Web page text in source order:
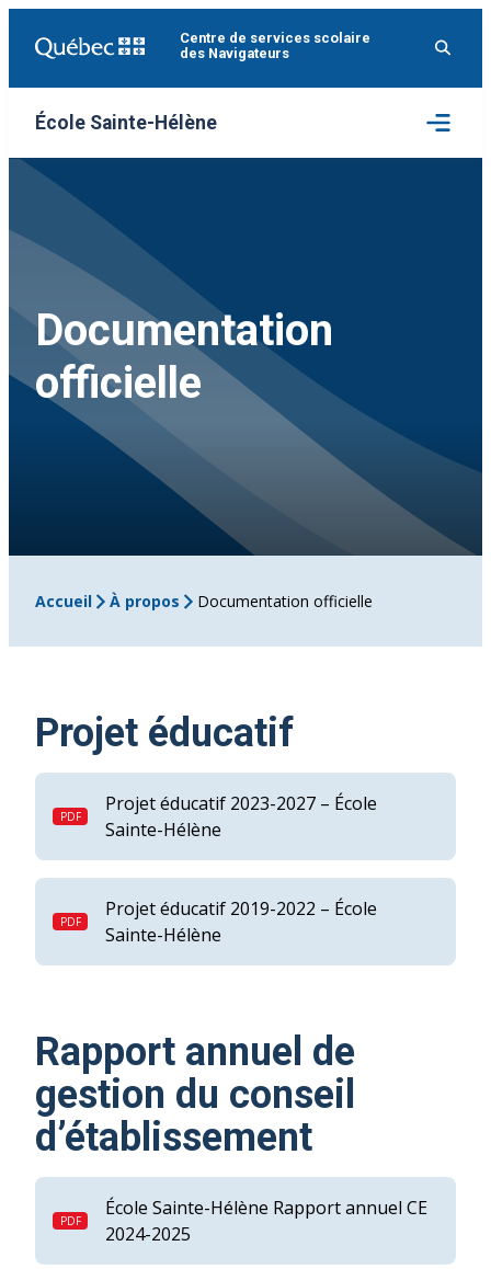
Centre de services scolaire
des Navigateurs
École Sainte-Hélène
Ouvrir
le
menu
Documentation
officielle
Accueil À propos Documentation officielle
Projet éducatif
Projet éducatif 2023-2027 – École
Sainte-Hélène
Projet éducatif 2019-2022 – École
Sainte-Hélène
Rapport annuel de
gestion du conseil
d’établissement
École Sainte-Hélène Rapport annuel CE
2024-2025